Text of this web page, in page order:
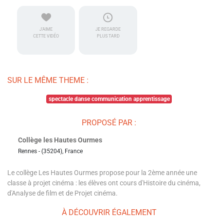
J'AIME
CETTE VIDÉO
JE REGARDE
PLUS TARD
SUR LE MÊME THEME :
spectacle danse communication apprentissage
PROPOSÉ PAR :
Collège les Hautes Ourmes
Rennes - (35204), France
Le collège Les Hautes Ourmes propose pour la 2ème année une
classe à projet cinéma : les élèves ont cours d'Histoire du cinéma,
d'Analyse de film et de Projet cinéma.
À DÉCOUVRIR ÉGALEMENT